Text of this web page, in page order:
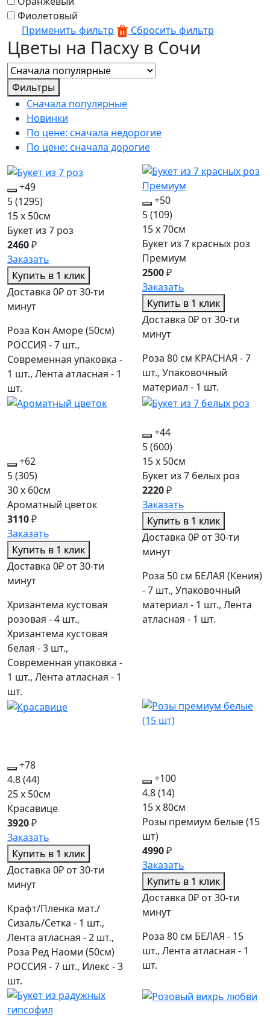
Фиолетовый
Применить фильтр
Сбросить фильтр
Цветы на Пасху в Сочи
Фильтры
Сначала популярные
Новинки
По цене: сначала недорогие
По цене: сначала дорогие
+49
5(1295)
15 x 50см
Букет из 7 роз
2460₽
Заказать
Купить в 1 клик
Доставка 0₽ от 30-ти
минут
Роза Кон Аморе (50см)
РОССИЯ - 7 шт.,
Современная упаковка -
1 шт., Лента атласная - 1
шт.
+50
5(109)
15 x 70см
Букет из 7 красных роз
Премиум
2500₽
Заказать
Купить в 1 клик
Доставка 0₽ от 30-ти
минут
Роза 80 см КРАСНАЯ - 7
шт., Упаковочный
материал - 1 шт.
+62
5(305)
30 x 60см
Ароматный цветок
3110₽
Заказать
Купить в 1 клик
Доставка 0₽ от 30-ти
минут
Хризантема кустовая
розовая - 4 шт.,
Хризантема кустовая
белая - 3 шт.,
Современная упаковка -
1 шт., Лента атласная - 1
шт.
+44
5(600)
15 x 50см
Букет из 7 белых роз
2220₽
Заказать
Купить в 1 клик
Доставка 0₽ от 30-ти
минут
Роза 50 см БЕЛАЯ (Кения)
- 7 шт., Упаковочный
материал - 1 шт., Лента
атласная - 1 шт.
+78
4.8(44)
25 x 50см
Красавице
3920₽
Заказать
Купить в 1 клик
Доставка 0₽ от 30-ти
минут
Крафт/Пленка мат./
Сизаль/Сетка - 1 шт.,
Лента атласная - 2 шт.,
Роза Ред Наоми (50см)
РОССИЯ - 7 шт., Илекс - 3
шт.
+100
4.8(14)
15 x 80см
Розы премиум белые (15
шт)
4990₽
Заказать
Купить в 1 клик
Доставка 0₽ от 30-ти
минут
Роза 80 см БЕЛАЯ - 15
шт., Лента атласная - 1
шт.